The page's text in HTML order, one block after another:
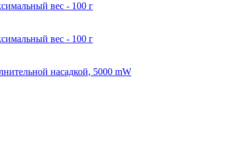
вес - 100 г
вес - 100 г
насадкой, 5000 mW